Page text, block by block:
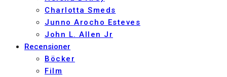
Charlotta Smeds
Junno Arocho Esteves
John L. Allen Jr
Recensioner
Böcker
Film